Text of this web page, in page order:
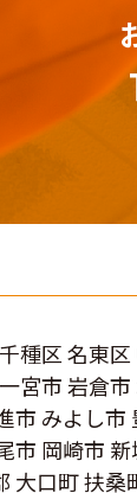
種区 名東
宮市 岩倉
みよし
岡崎市
口町 扶